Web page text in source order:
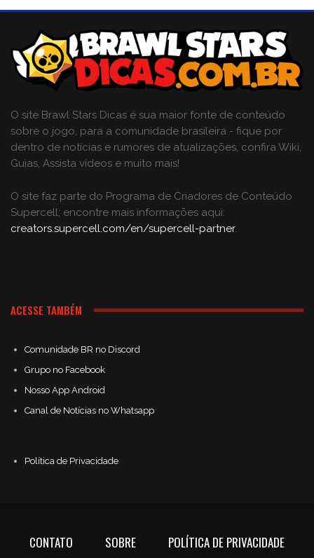
O site Brawl Stars Dicas é sua maior fonte de conteúdo
sobre o jogo, para a comunidade brasileira - fique por
dentro de notícias e rumores de atualizações, confira Wiki,
Guias, Assista vídeos e muito mais!
O site faz parte do Programa de Criadores de Conteúdo
Supercell; encontre mais informações aqui:
creators.supercell.com/en/supercell-partner.
ACESSE TAMBÉM
Comunidade BR no Discord
Grupo no Facebook
Nosso App Android
Canal de Notícias no Whatsapp
Política de Privacidade
CONTATO SOBRE POLÍTICA DE PRIVACIDADE